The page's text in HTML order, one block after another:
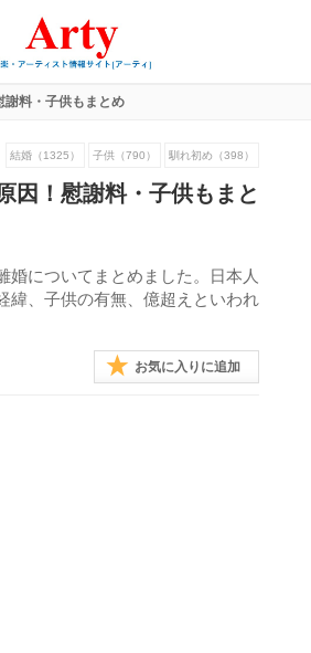
謝料・子供もまとめ
結婚（1325） 子供（790） 馴れ初め（398）
因！慰謝料・子供もまと
についてまとめました。日本人
緯、子供の有無、億超えといわれ
お気に入りに追加